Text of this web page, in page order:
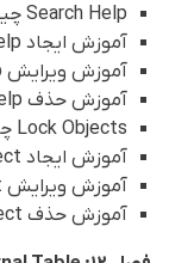
Search Help چیست؟
آموزش ایجاد Search Help
آموزش ویرایش Search Help
آموزش حذف Search Help
Lock Objects چیست؟
آموزش ایجاد Lock Object
آموزش ویرایش Lock Object
آموزش حذف Lock Object